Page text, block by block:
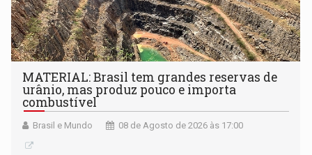
MATERIAL: Brasil tem grandes reservas de
urânio, mas produz pouco e importa
combustível
Brasil e Mundo 08 de Agosto de 2026 às 17:00